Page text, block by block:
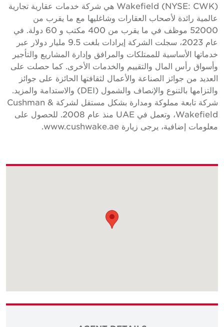
Wakefield (NYSE: CWK) هي شركة خدمات عقارية تجارية
عالمية رائدة لأصحاب العقارات وشاغليها مع ما يقرب من
52000 موظف في ما يقرب من 400 مكتب و 60 دولة. في
عام 2023، سجلت الشركة إيرادات بلغت 9.5 مليار دولار عبر
خدماتها الأساسية للممتلكات والمرافق وإدارة المشاريع والتأجير
وأسواق رأس المال والتقييم والخدمات الأخرى. كما حصلت على
العديد من جوائز الصناعة والأعمال لثقافتها الحائزة على جوائز
والتزامها بالتنوع والإنصاف والشمول (DEI) والاستدامة والمزيد.
شركة تابعة مملوكة ومدارة بشكل مستقل لشركة Cushman &
Wakefield، وتعمل في UAE منذ عام 2008. للحصول على
معلومات إضافية، يرجى زيارة www.cushwake.ae.